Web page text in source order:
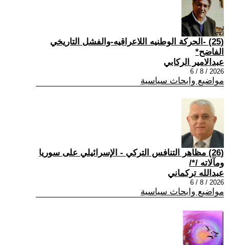
(25) -الحركة الوطنيه اللاعراقيه-والفشل التاريخي
الفاضح*
عبدالامير الركابي
2026 / 8 / 6
مواضيع وابحاث سياسية
(26) مظاهر التنافس التركي - الإسرائيلي على سوريا
ومآلاته /*/
عبدالله تركماني
2026 / 8 / 6
مواضيع وابحاث سياسية